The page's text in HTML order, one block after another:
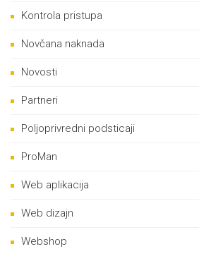
Kontrola pristupa
Novčana naknada
Novosti
Partneri
Poljoprivredni podsticaji
ProMan
Web aplikacija
Web dizajn
Webshop